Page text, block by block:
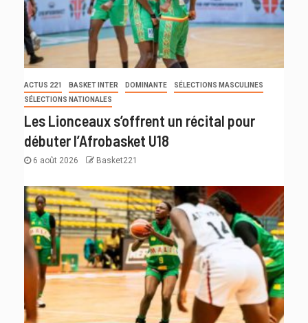
ACTUS 221 BASKET INTER DOMINANTE
SÉLECTIONS MASCULINES
SÉLECTIONS NATIONALES
Les Lionceaux s’offrent un récital pour
débuter l’Afrobasket U18
6 août 2026 Basket221